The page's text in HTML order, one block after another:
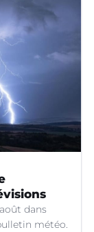
dans
météo.